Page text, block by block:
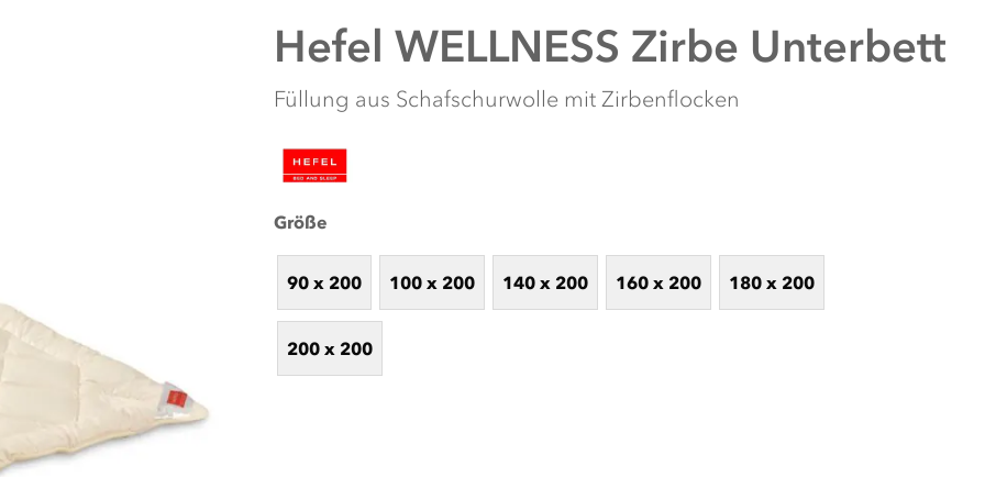
Hefel WELLNESS Zirbe Unterbett
Füllung aus Schafschurwolle mit Zirbenflocken
Größe
90 x 200 100 x 200 140 x 200 160 x 200 180 x 200
200 x 200